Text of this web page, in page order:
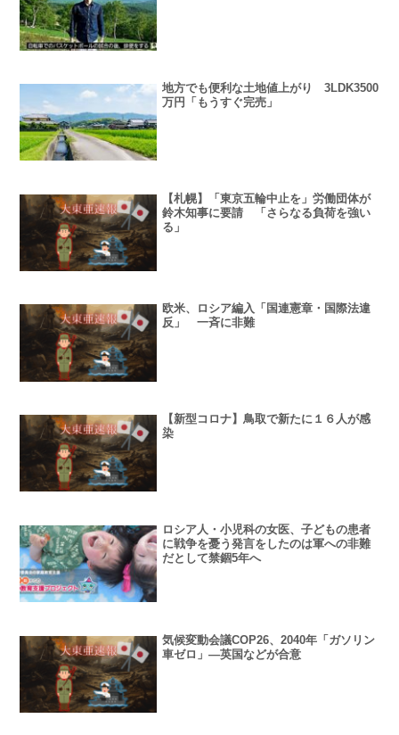
地方でも便利な土地値上がり 3LDK3500
万円「もうすぐ完売」
【札幌】「東京五輪中止を」労働団体が
鈴木知事に要請 「さらなる負荷を強い
る」
欧米、ロシア編入「国連憲章・国際法違
反」 一斉に非難
【新型コロナ】鳥取で新たに１６人が感
染
ロシア人・小児科の女医、子どもの患者
に戦争を憂う発言をしたのは軍への非難
だとして禁錮5年へ
気候変動会議COP26、2040年「ガソリン
車ゼロ」—英国などが合意